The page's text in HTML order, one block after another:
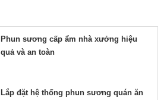
Phun sương cấp ẩm nhà xưởng hiệu
quả và an toàn
Lắp đặt hệ thống phun sương quán ăn